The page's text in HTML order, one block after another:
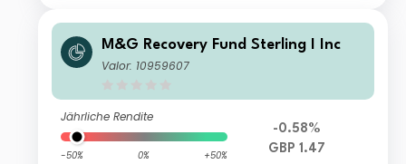
M&G Recovery Fund Sterling I Inc
Valor: 10959607
Jährliche Rendite
-50% 0% +50%
-0.58%
GBP 1.47